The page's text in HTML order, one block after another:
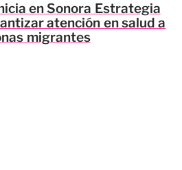
en Sonora Estrategia
atención en salud a
migrantes